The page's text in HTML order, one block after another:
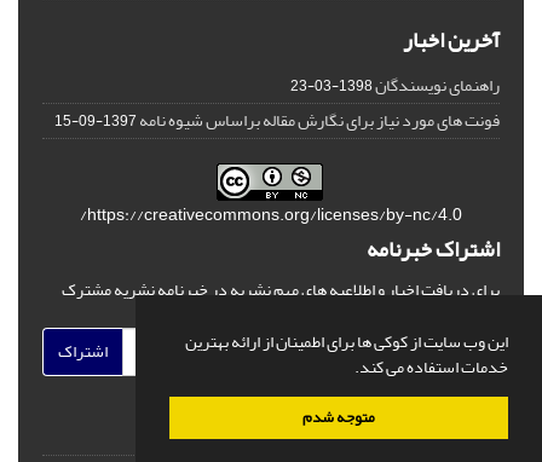
این وب سایت از کوکی ها برای اطمینان از ارائه بهترین
خدمات استفاده می کند.
متوجه شدم
آخرین اخبار
راهنمای نویسندگان1398-03-23
فونت های مورد نیاز برای نگارش مقاله براساس شیوه نامه1397-09-15
https://creativecommons.org/licenses/by-nc/4.0/
اشتراک خبرنامه
برای دریافت اخبار و اطلاعیه های مهم نشریه در خبرنامه نشریه مشترک
اشتراک